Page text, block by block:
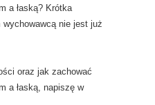
a łaską? Krótka
nie jest już
oraz jak zachować
a łaską, napiszę w